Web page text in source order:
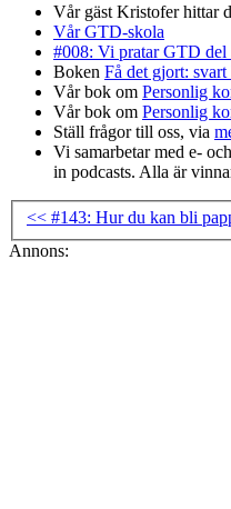
Vår gäst Kristofer hittar
Vår GTD-skola
#008: Vi pratar GTD del
Boken Få det gjort:
Vår bok om Personlig
Vår bok om Personlig
Ställ frågor till oss, via
Vi samarbetar med e-
in podcasts. Alla är
<< #143: Hur du kan bli
Annons: